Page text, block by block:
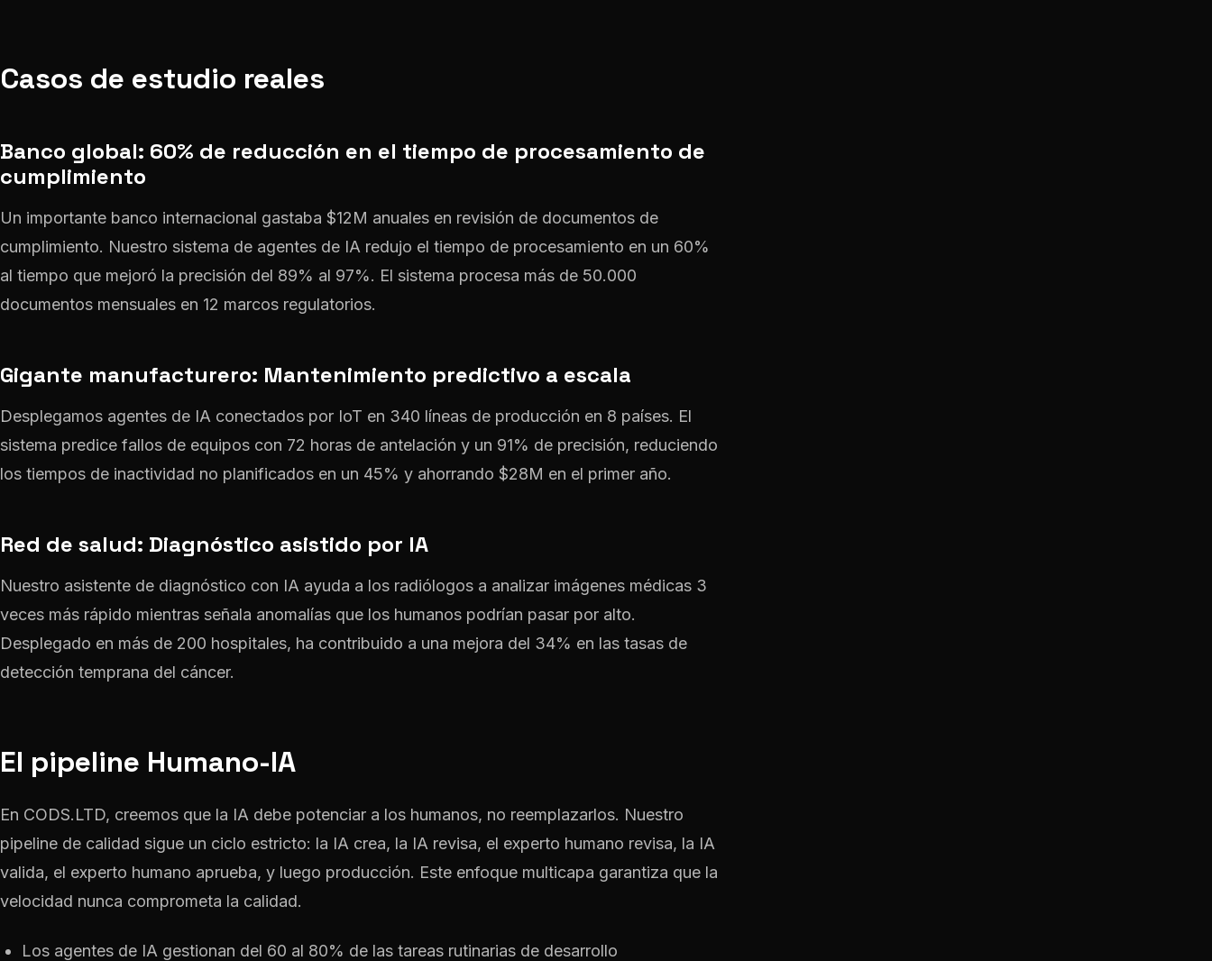
Casos de estudio reales
Banco global: 60% de reducción en el tiempo de procesamiento de
cumplimiento
Un importante banco internacional gastaba $12M anuales en revisión de documentos de
cumplimiento. Nuestro sistema de agentes de IA redujo el tiempo de procesamiento en un 60%
al tiempo que mejoró la precisión del 89% al 97%. El sistema procesa más de 50.000
documentos mensuales en 12 marcos regulatorios.
Gigante manufacturero: Mantenimiento predictivo a escala
Desplegamos agentes de IA conectados por IoT en 340 líneas de producción en 8 países. El
sistema predice fallos de equipos con 72 horas de antelación y un 91% de precisión, reduciendo
los tiempos de inactividad no planificados en un 45% y ahorrando $28M en el primer año.
Red de salud: Diagnóstico asistido por IA
Nuestro asistente de diagnóstico con IA ayuda a los radiólogos a analizar imágenes médicas 3
veces más rápido mientras señala anomalías que los humanos podrían pasar por alto.
Desplegado en más de 200 hospitales, ha contribuido a una mejora del 34% en las tasas de
detección temprana del cáncer.
El pipeline Humano-IA
En CODS.LTD, creemos que la IA debe potenciar a los humanos, no reemplazarlos. Nuestro
pipeline de calidad sigue un ciclo estricto: la IA crea, la IA revisa, el experto humano revisa, la IA
valida, el experto humano aprueba, y luego producción. Este enfoque multicapa garantiza que la
velocidad nunca comprometa la calidad.
Los agentes de IA gestionan del 60 al 80% de las tareas rutinarias de desarrollo